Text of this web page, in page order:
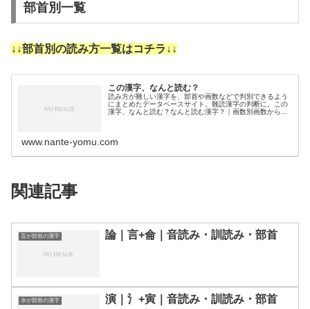
部首別一覧
↓↓部首別の読み方一覧はコチラ↓↓
この漢字、なんと読む？
読み方が難しい漢字を、部首や画数などで判別できるよう
にまとめたデータベースサイト。難読漢字の判断に。この
漢字、なんと読む？なんと読む漢字？｜画数別画数から漢
www.nante-yomu.com
関連記事
言が部首の漢字 論｜言+侖｜音読み・訓読み・部首
水が部首の漢字 演｜氵+寅｜音読み・訓読み・部首